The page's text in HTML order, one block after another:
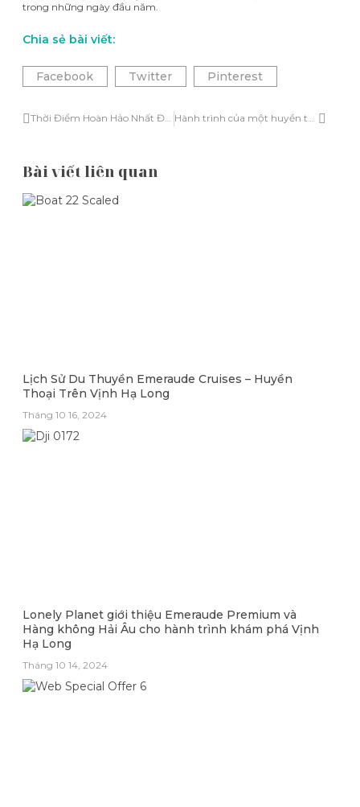
trong những ngày đầu năm.
Chia sẻ bài viết:
Facebook Twitter Pinterest
Thời Điểm Hoàn Hảo Nhất Để Du Lịch Hạ Long – Kinh nghiệm du lịch Hạ Long mới nhất 2025 Hành trình của một huyền thoại trên Vịnh Di Sản
Bài viết liên quan
Lịch Sử Du Thuyền Emeraude Cruises – Huyền
Thoại Trên Vịnh Hạ Long
Tháng 10 16, 2024
Lonely Planet giới thiệu Emeraude Premium và
Hàng không Hải Âu cho hành trình khám phá Vịnh
Hạ Long
Tháng 10 14, 2024